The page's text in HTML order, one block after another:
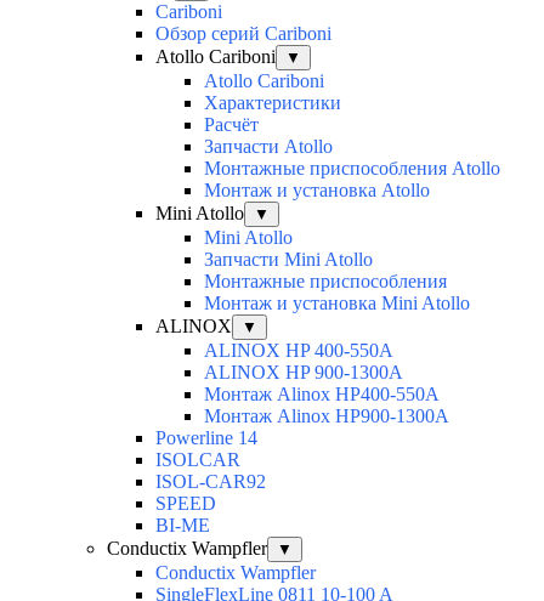
Cariboni
Обзор серий Cariboni
Atollo Cariboni
▼
Atollo Cariboni
Характеристики
Расчёт
Запчасти Atollo
Монтажные приспособления Atollo
Монтаж и установка Atollo
Mini Atollo
▼
Mini Atollo
Запчасти Mini Atollo
Монтажные приспособления
Монтаж и установка Mini Atollo
ALINOX
▼
ALINOX HP 400-550A
ALINOX HP 900-1300A
Монтаж Alinox HP400-550A
Монтаж Alinox HP900-1300A
Powerline 14
ISOLCAR
ISOL-CAR92
SPEED
BI-ME
Conductix Wampfler
▼
Conductix Wampfler
SingleFlexLine 0811 10-100 A